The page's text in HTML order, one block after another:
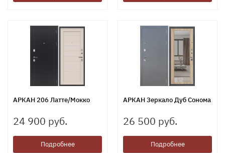
АРКАН 206 Латте/Мокко
24 900 руб.
Подробнее
АРКАН Зеркало Дуб Сонома
26 500 руб.
Подробнее